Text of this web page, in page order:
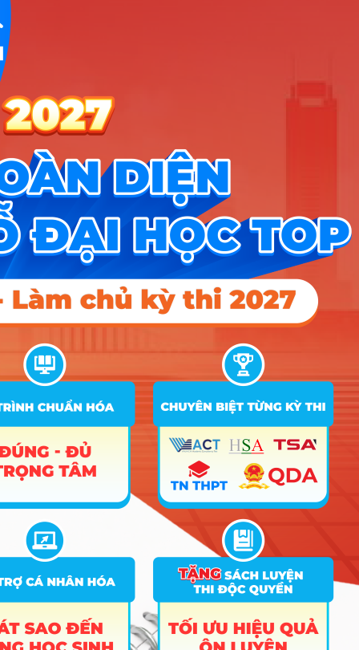
Học viện Công an Nhân dân điểm chuẩn 2026: Cập nhật mới nhất
Điểm sàn các trường công an năm 2026
CÔNG CỤ TRA CỨU
➜Trắc nghiệm MBTI
➜
Đề án tuyển sinh
➜Tra cứu tổ hợp môn
➜Quy đổi điểm thi
➜Điểm chuẩn Đại học
Hướng nghiệp
HOCMAI